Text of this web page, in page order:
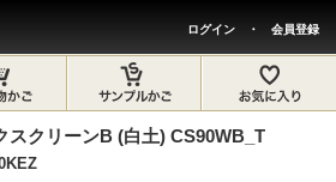
ログイン ・ 会員登録
スクリーンB (白土) CS90WB_T